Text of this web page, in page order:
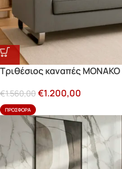
Τριθέσιος καναπές MONAKO
€1.560,00€1.200,00
ΠΡΟΣΦΟΡΆ